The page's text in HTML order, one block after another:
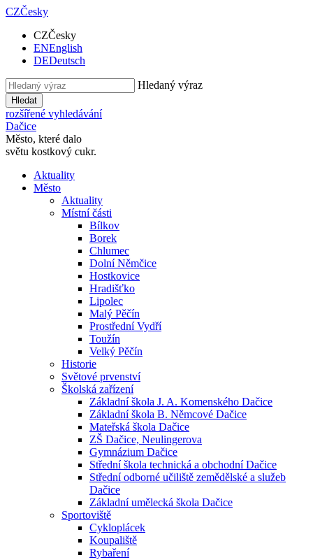
CZČesky
CZČesky
ENEnglish
DEDeutsch
Hledaný výraz
Hledat
rozšířené vyhledávání
Dačice
Město, které dalo
světu kostkový cukr.
Aktuality
Město
Aktuality
Místní části
Bílkov
Borek
Chlumec
Dolní Němčice
Hostkovice
Hradišťko
Lipolec
Malý Pěčín
Prostřední Vydří
Toužín
Velký Pěčín
Historie
Světové prvenství
Školská zařízení
Základní škola J. A. Komenského Dačice
Základní škola B. Němcové Dačice
Mateřská škola Dačice
ZŠ Dačice, Neulingerova
Gymnázium Dačice
Střední škola technická a obchodní Dačice
Střední odborné učiliště zemědělské a služeb
Dačice
Základní umělecká škola Dačice
Sportoviště
Cykloplácek
Koupaliště
Rybaření